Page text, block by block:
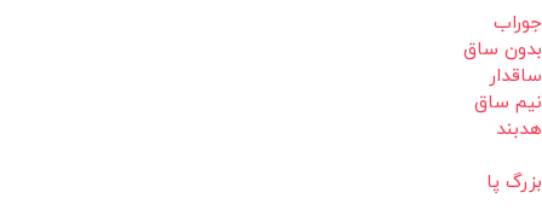
جوراب
بدون ساق
ساقدار
نیم ساق
هدبند
بزرگ پا